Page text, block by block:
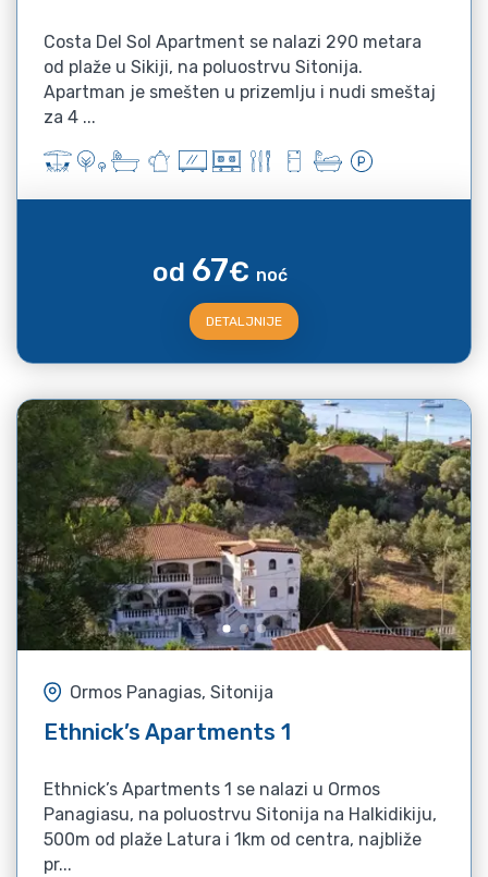
Costa Del Sol Apartment se nalazi 290 metara
od plaže u Sikiji, na poluostrvu Sitonija.
Apartman je smešten u prizemlju i nudi smeštaj
za 4 ...
od 67€ noć
DETALJNIJE
Ormos Panagias, Sitonija
Ethnick’s Apartments 1
Ethnick’s Apartments 1 se nalazi u Ormos
Panagiasu, na poluostrvu Sitonija na Halkidikiju,
500m od plaže Latura i 1km od centra, najbliže
pr...